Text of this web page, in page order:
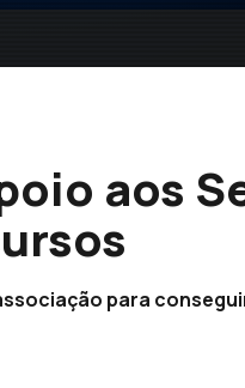
aos
para